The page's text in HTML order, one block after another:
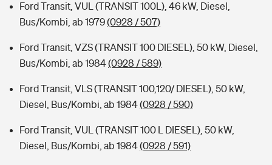
Ford Transit, VUL (TRANSIT 100L), 46 kW, Diesel,
Bus/Kombi, ab 1979(0928 / 507)
Ford Transit, VZS (TRANSIT 100 DIESEL), 50 kW, Diesel,
Bus/Kombi, ab 1984(0928 / 589)
Ford Transit, VLS (TRANSIT 100,120/ DIESEL), 50 kW,
Diesel, Bus/Kombi, ab 1984(0928 / 590)
Ford Transit, VUL (TRANSIT 100 L DIESEL), 50 kW,
Diesel, Bus/Kombi, ab 1984(0928 / 591)